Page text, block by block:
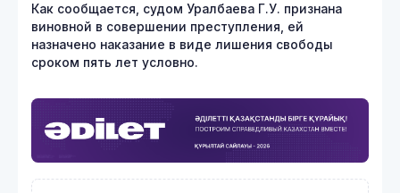
Как сообщается, судом Уралбаева Г.У. признана
виновной в совершении преступления, ей
назначено наказание в виде лишения свободы
сроком пять лет условно.